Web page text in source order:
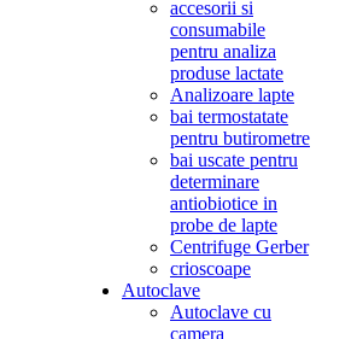
accesorii si
consumabile
pentru analiza
produse lactate
Analizoare lapte
bai termostatate
pentru butirometre
bai uscate pentru
determinare
antiobiotice in
probe de lapte
Centrifuge Gerber
crioscoape
Autoclave
Autoclave cu
camera